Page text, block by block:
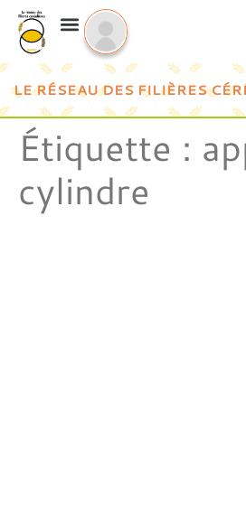
LE RÉSEAU DES FILIÈRES
Étiquette :
cylindre